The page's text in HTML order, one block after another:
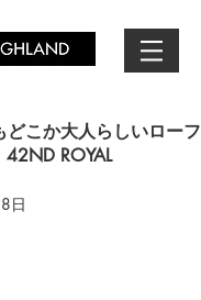
どこか大人らしいローフ
ROYAL
日